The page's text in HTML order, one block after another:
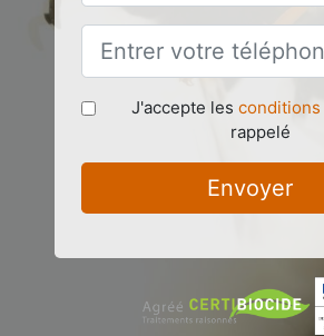
J'accepte les conditions
rappelé
Envoyer